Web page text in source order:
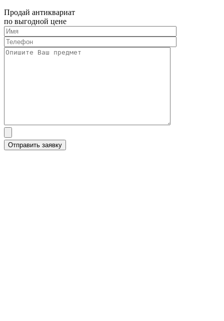
Продай антиквариат
по выгодной цене